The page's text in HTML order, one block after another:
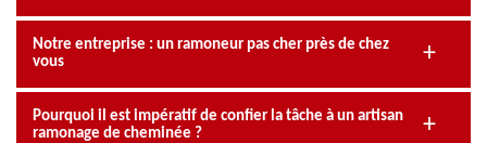
Notre entreprise : un ramoneur pas cher près de chez
vous
Pourquoi il est impératif de confier la tâche à un artisan
ramonage de cheminée ?